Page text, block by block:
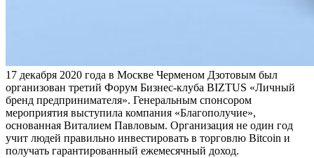
17 декабря 2020 года в Москве Черменом Дзотовым был
организован третий Форум Бизнес-клуба BIZTUS «Личный
бренд предпринимателя». Генеральным спонсором
мероприятия выступила компания «Благополучие»,
основанная Виталием Павловым. Организация не один год
учит людей правильно инвестировать в торговлю Bitcoin и
получать гарантированный ежемесячный доход.